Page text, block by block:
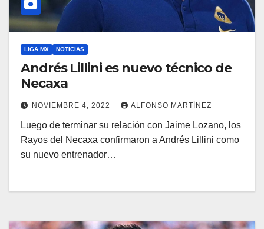
LIGA MX NOTICIAS
Andrés Lillini es nuevo técnico de
Necaxa
NOVIEMBRE 4, 2022 ALFONSO MARTÍNEZ
Luego de terminar su relación con Jaime Lozano, los
Rayos del Necaxa confirmaron a Andrés Lillini como
su nuevo entrenador…